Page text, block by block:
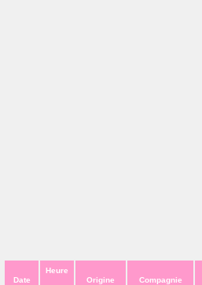
Date
Heure
Origine Compagnie